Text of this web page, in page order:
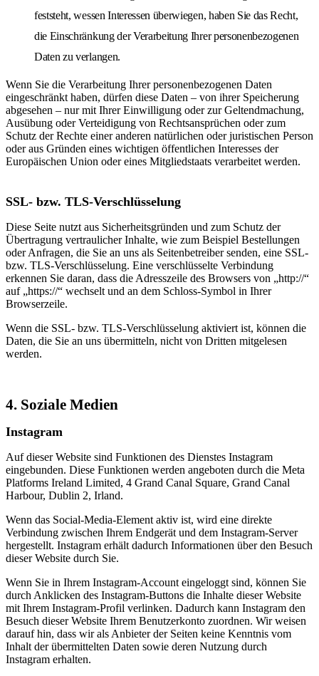
feststeht, wessen Interessen überwiegen, haben Sie das Recht,
die Einschränkung der Verarbeitung Ihrer personenbezogenen
Daten zu verlangen.
Wenn Sie die Verarbeitung Ihrer personenbezogenen Daten
eingeschränkt haben, dürfen diese Daten – von ihrer Speicherung
abgesehen – nur mit Ihrer Einwilligung oder zur Geltendmachung,
Ausübung oder Verteidigung von Rechtsansprüchen oder zum
Schutz der Rechte einer anderen natürlichen oder juristischen Person
oder aus Gründen eines wichtigen öffentlichen Interesses der
Europäischen Union oder eines Mitgliedstaats verarbeitet werden.
SSL- bzw. TLS-Verschlüsselung
Diese Seite nutzt aus Sicherheitsgründen und zum Schutz der
Übertragung vertraulicher Inhalte, wie zum Beispiel Bestellungen
oder Anfragen, die Sie an uns als Seitenbetreiber senden, eine SSL-
bzw. TLS-Verschlüsselung. Eine verschlüsselte Verbindung
erkennen Sie daran, dass die Adresszeile des Browsers von „http://“
auf „https://“ wechselt und an dem Schloss-Symbol in Ihrer
Browserzeile.
Wenn die SSL- bzw. TLS-Verschlüsselung aktiviert ist, können die
Daten, die Sie an uns übermitteln, nicht von Dritten mitgelesen
werden.
4. Soziale Medien
Instagram
Auf dieser Website sind Funktionen des Dienstes Instagram
eingebunden. Diese Funktionen werden angeboten durch die Meta
Platforms Ireland Limited, 4 Grand Canal Square, Grand Canal
Harbour, Dublin 2, Irland.
Wenn das Social-Media-Element aktiv ist, wird eine direkte
Verbindung zwischen Ihrem Endgerät und dem Instagram-Server
hergestellt. Instagram erhält dadurch Informationen über den Besuch
dieser Website durch Sie.
Wenn Sie in Ihrem Instagram-Account eingeloggt sind, können Sie
durch Anklicken des Instagram-Buttons die Inhalte dieser Website
mit Ihrem Instagram-Profil verlinken. Dadurch kann Instagram den
Besuch dieser Website Ihrem Benutzerkonto zuordnen. Wir weisen
darauf hin, dass wir als Anbieter der Seiten keine Kenntnis vom
Inhalt der übermittelten Daten sowie deren Nutzung durch
Instagram erhalten.